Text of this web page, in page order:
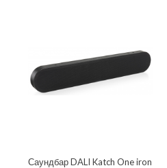
Саундбар DALI Katch One iron